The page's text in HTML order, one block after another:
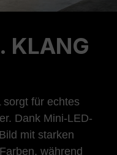
KLANG
sorgt für echtes
Dank Mini-LED-
mit starken
während